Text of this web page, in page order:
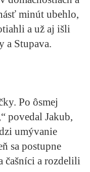
minút ubehlo,
a už aj išli
a Stupava.
Po ôsmej
povedal Jakub,
umývanie
sa postupne
čašníci a rozdelili